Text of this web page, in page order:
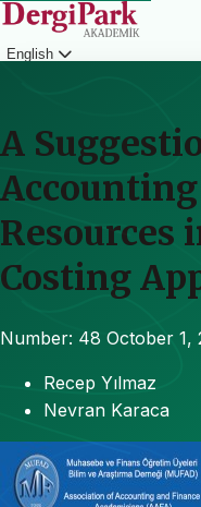
English
A
Resources
Costing
Number: 48 October 1,
Recep Yılmaz
Nevran Karaca